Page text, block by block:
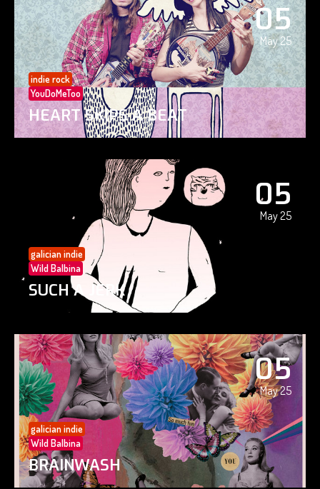
05
May 25
indie rock
YouDoMeToo
HEART SKIPS A BEAT
05
May 25
galician indie
Wild Balbina
SUCH A JERK
05
May 25
galician indie
Wild Balbina
BRAINWASH